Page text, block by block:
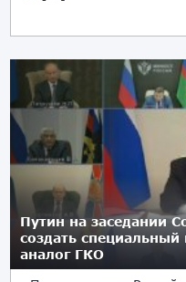
Путин на заседании
создать
аналог ГКО